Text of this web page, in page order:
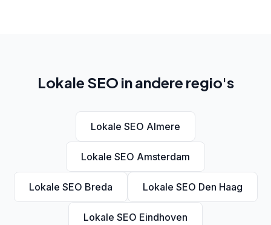
Lokale SEO in andere regio's
Lokale SEO Almere
Lokale SEO Amsterdam
Lokale SEO Breda Lokale SEO Den Haag
Lokale SEO Eindhoven